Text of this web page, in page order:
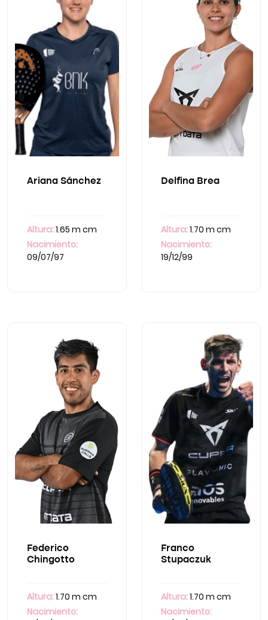
Ariana Sánchez
Altura:1.65 m cm
Nacimiento:
09/07/97
Delfina Brea
Altura:1.70 m cm
Nacimiento:
19/12/99
Federico
Chingotto
Altura:1.70 m cm
Nacimiento:
Franco
Stupaczuk
Altura:1.70 m cm
Nacimiento: